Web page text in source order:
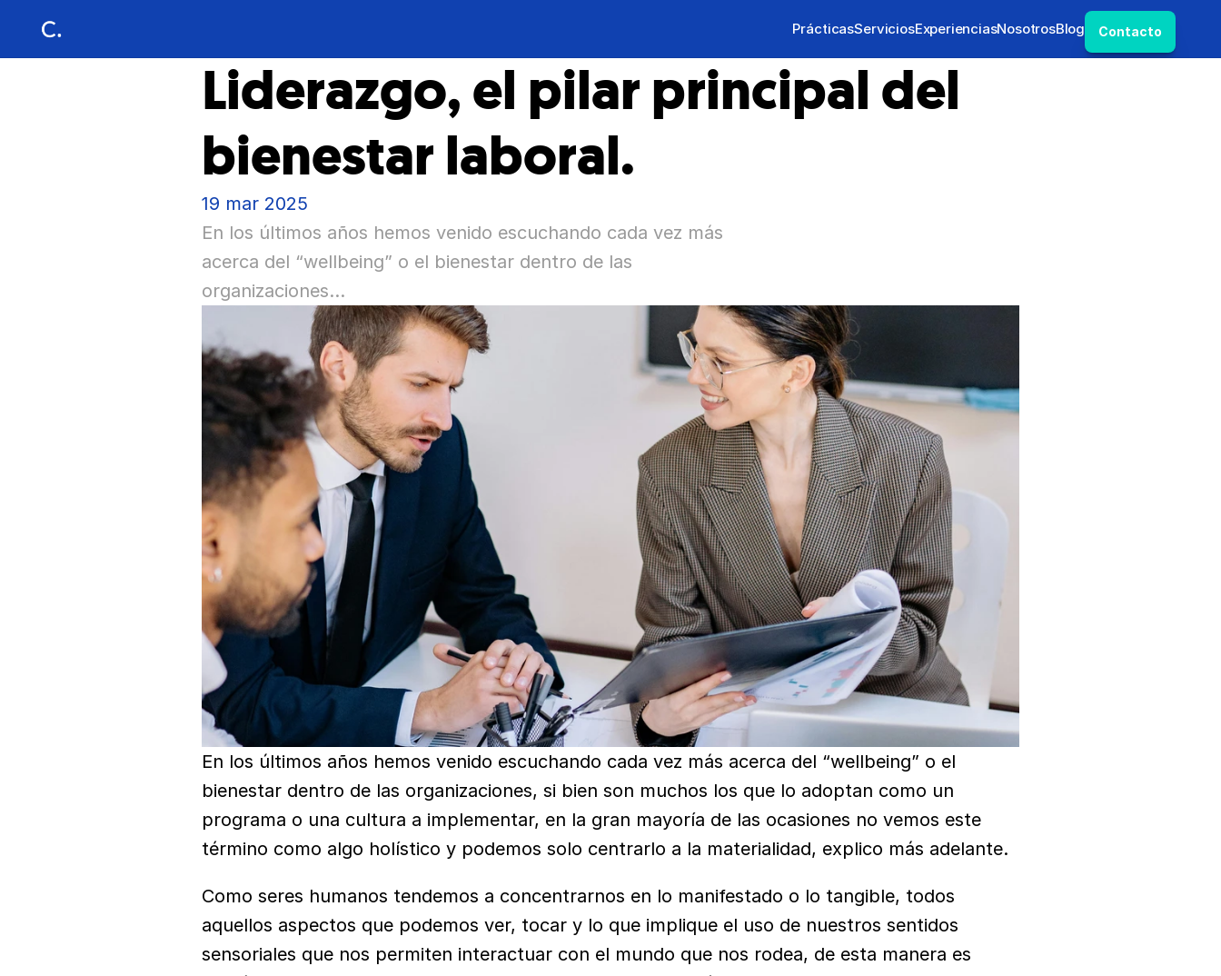
PrácticasServiciosExperienciasNosotrosBlog Contacto
Liderazgo, el pilar principal del
bienestar laboral.
19 mar 2025
En los últimos años hemos venido escuchando cada vez más
acerca del “wellbeing” o el bienestar dentro de las
organizaciones...
En los últimos años hemos venido escuchando cada vez más acerca del “wellbeing” o el
bienestar dentro de las organizaciones, si bien son muchos los que lo adoptan como un
programa o una cultura a implementar, en la gran mayoría de las ocasiones no vemos este
término como algo holístico y podemos solo centrarlo a la materialidad, explico más adelante.
Como seres humanos tendemos a concentrarnos en lo manifestado o lo tangible, todos
aquellos aspectos que podemos ver, tocar y lo que implique el uso de nuestros sentidos
sensoriales que nos permiten interactuar con el mundo que nos rodea, de esta manera es